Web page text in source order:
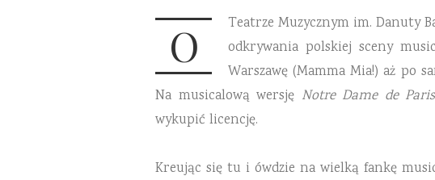
O
Teatrze Muzycznym im. Danuty
odkrywania polskiej sceny
Warszawę (Mamma Mia!) aż po
Na musicalową wersję Notre Dame de Paris
wykupić licencję.
Kreując się tu i ówdzie na wielką fankę